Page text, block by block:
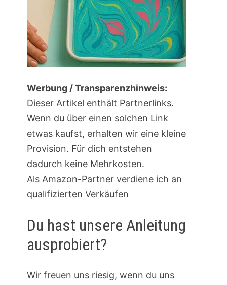
Werbung / Transparenzhinweis:
Dieser Artikel enthält Partnerlinks.
Wenn du über einen solchen Link
etwas kaufst, erhalten wir eine kleine
Provision. Für dich entstehen
dadurch keine Mehrkosten.
Als Amazon-Partner verdiene ich an
qualifizierten Verkäufen
Du hast unsere Anleitung
ausprobiert?
Wir freuen uns riesig, wenn du uns